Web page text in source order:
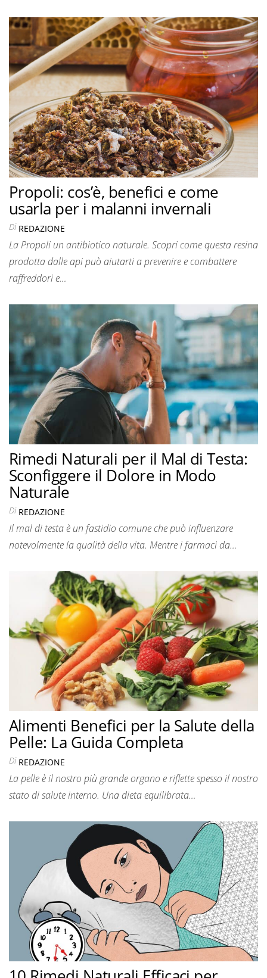
Propoli: cos’è, benefici e come
usarla per i malanni invernali
Di REDAZIONE
La Propoli un antibiotico naturale. Scopri come questa resina
prodotta dalle api può aiutarti a prevenire e combattere
raffreddori e…
Rimedi Naturali per il Mal di Testa:
Sconfiggere il Dolore in Modo
Naturale
Di REDAZIONE
Il mal di testa è un fastidio comune che può influenzare
notevolmente la qualità della vita. Mentre i farmaci da…
Alimenti Benefici per la Salute della
Pelle: La Guida Completa
Di REDAZIONE
La pelle è il nostro più grande organo e riflette spesso il nostro
stato di salute interno. Una dieta equilibrata…